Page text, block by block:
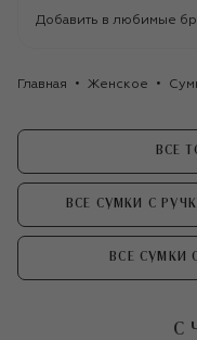
Добавить в любимые
Главная Женское
ВСЕ
ВСЕ СУМКИ С
ВСЕ СУМКИ
С